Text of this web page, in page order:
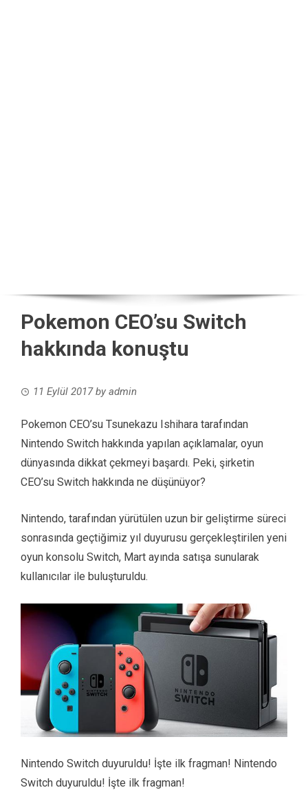
Pokemon CEO’su Switch
hakkında konuştu
11 Eylül 2017by admin
Pokemon CEO’su Tsunekazu Ishihara tarafından
Nintendo Switch hakkında yapılan açıklamalar, oyun
dünyasında dikkat çekmeyi başardı. Peki, şirketin
CEO’su Switch hakkında ne düşünüyor?
Nintendo, tarafından yürütülen uzun bir geliştirme süreci
sonrasında geçtiğimiz yıl duyurusu gerçekleştirilen yeni
oyun konsolu Switch, Mart ayında satışa sunularak
kullanıcılar ile buluşturuldu.
Nintendo Switch duyuruldu! İşte ilk fragman! Nintendo
Switch duyuruldu! İşte ilk fragman!